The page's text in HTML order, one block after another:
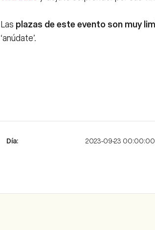
Las plazas de este evento son muy
‘anúdate’.
2023-09-23 00:00:00